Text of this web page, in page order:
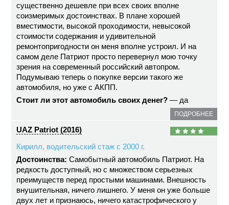
существенно дешевле при всех своих вполне
соизмеримых достоинствах. В плане хорошей
вместимости, высокой проходимости, невысокой
стоимости содержания и удивительной
ремонтопригодности он меня вполне устроил. И на
самом деле Патриот просто перевернул мою точку
зрения на современный российский автопром.
Подумываю теперь о покупке версии такого же
автомобиля, но уже с АКПП.
Стоит ли этот автомобиль своих денег? — да
ПОДРОБНЕЕ
UAZ Patriot (2016)
Кирилл, водительский стаж с 2000 г.
Достоинства: Самобытный автомобиль Патриот. На
редкость доступный, но с множеством серьезных
преимуществ перед простыми машинами. Внешность
внушительная, ничего лишнего. У меня он уже больше
двух лет и признаюсь, ничего катастрофического у